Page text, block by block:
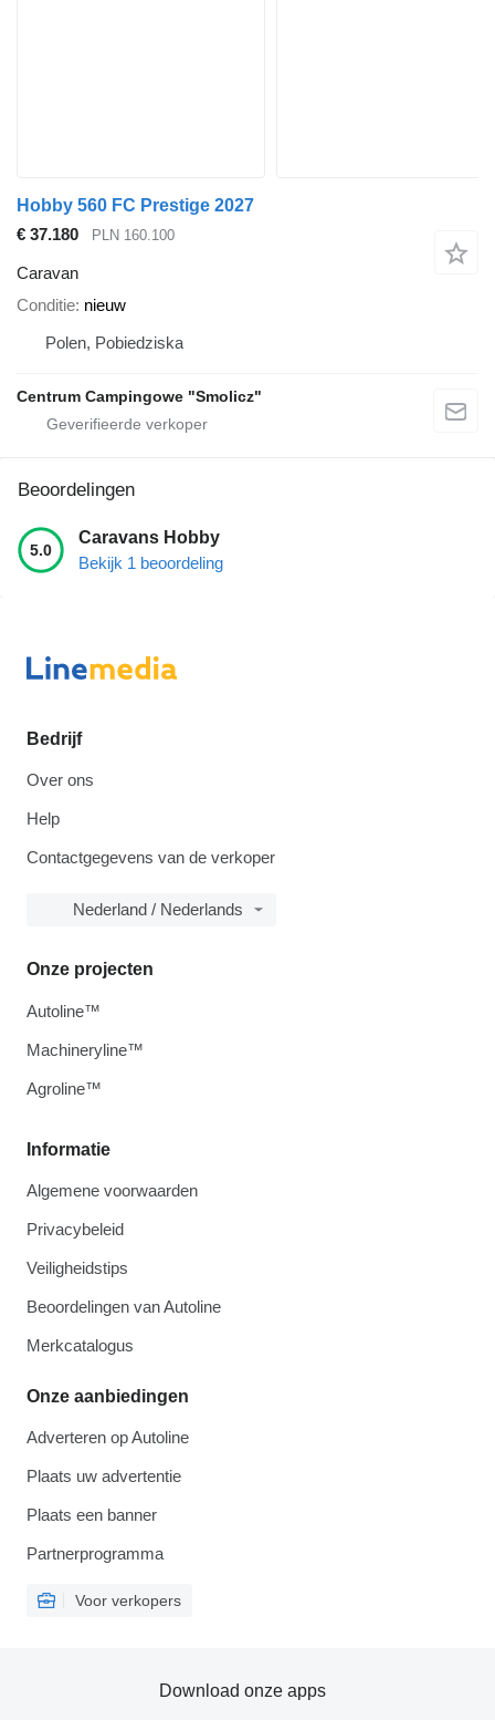
Hobby 560 FC Prestige 2027
€ 37.180
PLN 160.100
Caravan
Conditie nieuw
Polen, Pobiedziska
Centrum Campingowe "Smolicz"
Beoordelingen
5.0
Caravans Hobby
Bekijk 1 beoordeling
Bedrijf
Over ons
Help
Contactgegevens van de verkoper
Nederland / Nederlands
Informatie
Algemene voorwaarden
Privacybeleid
Veiligheidstips
Beoordelingen van Autoline
Merkcatalogus
Onze aanbiedingen
Adverteren op Autoline
Plaats uw advertentie
Plaats een banner
Partnerprogramma
Voor verkopers
Onze projecten
Autoline™
Machineryline™
Agroline™
Download onze apps